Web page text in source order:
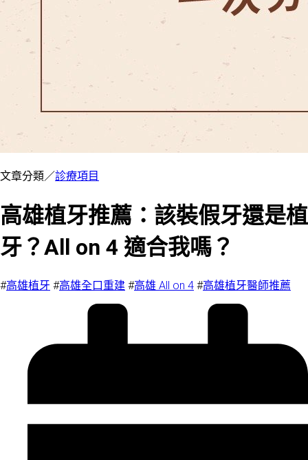
文章分類／診療項目
高雄植牙推薦：該裝假牙還是植
牙？All on 4 適合我嗎？
#高雄植牙 #高雄全口重建 #高雄 All on 4 #高雄植牙醫師推薦